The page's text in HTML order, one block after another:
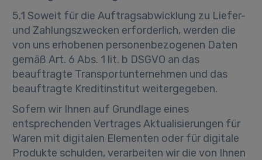
5.1 Soweit für die Auftragsabwicklung zu Liefer-
und Zahlungszwecken erforderlich, werden die
von uns erhobenen personenbezogenen Daten
gemäß Art. 6 Abs. 1 lit. b DSGVO an das
beauftragte Transportunternehmen und das
beauftragte Kreditinstitut weitergegeben.
Sofern wir Ihnen auf Grundlage eines
entsprechenden Vertrages Aktualisierungen für
Waren mit digitalen Elementen oder für digitale
Produkte schulden, verarbeiten wir die von Ihnen